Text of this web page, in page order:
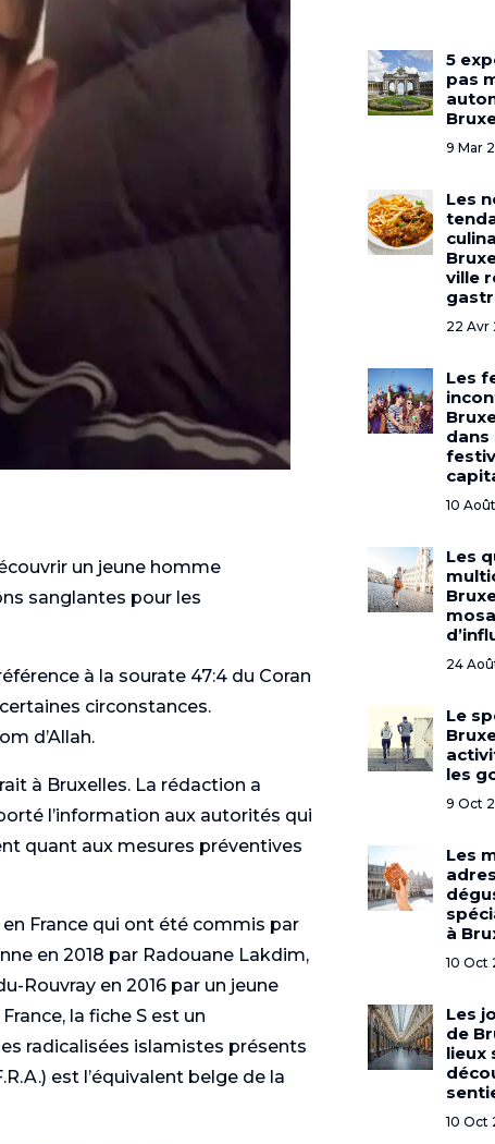
un jeune homme
sanglantes pour les
à la sourate 47:4 du Coran
circonstances.
d’Allah.
à Bruxelles. La rédaction a
l’information aux autorités qui
quant aux mesures préventives
France qui ont été commis par
en 2018 par Radouane Lakdim,
Rouvray en 2016 par un jeune
la fiche S est un
radicalisées islamistes présents
est l’équivalent belge de la
5
pas
9 Mar
Les
ville
22 Avr
Les
dans
10
Les
24
Le
les
9 Oct
Les
à
10 Oct
Les
de
lieux
10 Oct